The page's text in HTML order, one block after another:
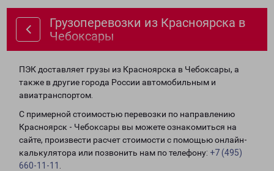
Грузоперевозки из Красноярска в
Чебоксары
ПЭК доставляет грузы из Красноярска в Чебоксары, а
также в другие города России автомобильным и
авиатранспортом.
С примерной стоимостью перевозки по направлению
Красноярск - Чебоксары вы можете ознакомиться на
сайте, произвести расчет стоимости с помощью онлайн-
калькулятора или позвонить нам по телефону: +7 (495)
660-11-11